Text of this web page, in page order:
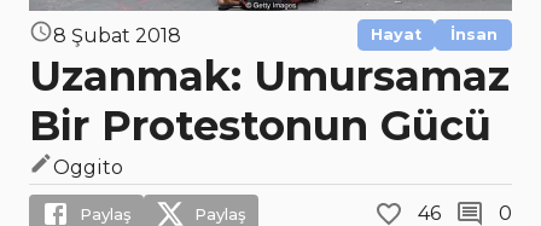
8 Şubat 2018 Hayat İnsan
Uzanmak: Umursamaz
Bir Protestonun Gücü
Oggito
Paylaş Paylaş 46 0